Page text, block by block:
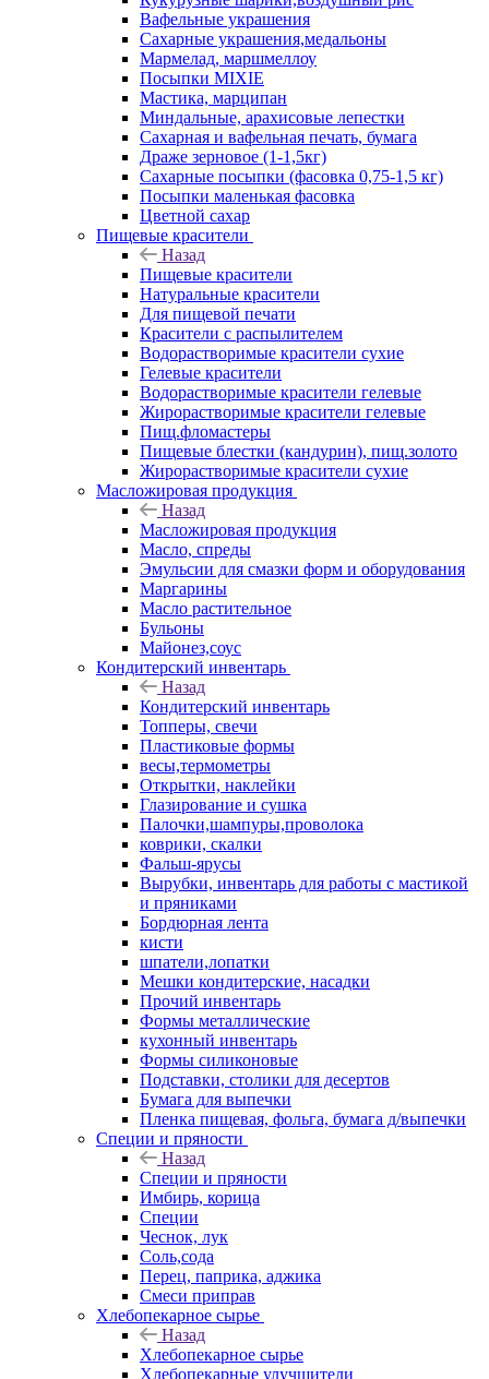
Вафельные украшения
Сахарные украшения,медальоны
Мармелад, маршмеллоу
Посыпки MIXIE
Мастика, марципан
Миндальные, арахисовые лепестки
Сахарная и вафельная печать, бумага
Драже зерновое (1-1,5кг)
Сахарные посыпки (фасовка 0,75-1,5 кг)
Посыпки маленькая фасовка
Цветной сахар
Пищевые красители
Назад
Пищевые красители
Натуральные красители
Для пищевой печати
Красители с распылителем
Водорастворимые красители сухие
Гелевые красители
Водорастворимые красители гелевые
Жирорастворимые красители гелевые
Пищ.фломастеры
Пищевые блестки (кандурин), пищ.золото
Жирорастворимые красители сухие
Масложировая продукция
Назад
Масложировая продукция
Масло, спреды
Эмульсии для смазки форм и оборудования
Маргарины
Масло растительное
Бульоны
Майонез,соус
Кондитерский инвентарь
Назад
Кондитерский инвентарь
Топперы, свечи
Пластиковые формы
весы,термометры
Открытки, наклейки
Глазирование и сушка
Палочки,шампуры,проволока
коврики, скалки
Фальш-ярусы
Вырубки, инвентарь для работы с мастикой
и пряниками
Бордюрная лента
кисти
шпатели,лопатки
Мешки кондитерские, насадки
Прочий инвентарь
Формы металлические
кухонный инвентарь
Формы силиконовые
Подставки, столики для десертов
Бумага для выпечки
Пленка пищевая, фольга, бумага д/выпечки
Специи и пряности
Назад
Специи и пряности
Имбирь, корица
Специи
Чеснок, лук
Соль,сода
Перец, паприка, аджика
Смеси приправ
Хлебопекарное сырье
Назад
Хлебопекарное сырье
Хлебопекарные улучшители